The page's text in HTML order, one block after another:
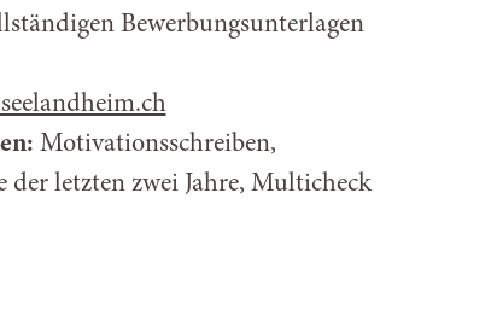
Bewerbungsunterlagen
Motivationsschreiben,
der letzten zwei Jahre, Multicheck